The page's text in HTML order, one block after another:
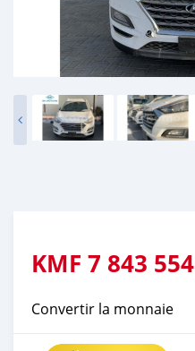
KMF 7 843 554
Convertir la monnaie